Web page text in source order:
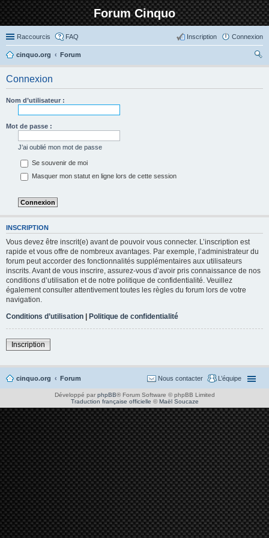
Forum Cinquo
Raccourcis FAQ Connexion
Inscription
cinquo.org
Forum
Connexion
Nom d’utilisateur :
Mot de passe :
J’ai oublié mon mot de passe
Se souvenir de moi
Masquer mon statut en ligne lors de cette session
INSCRIPTION
Vous devez être inscrit(e) avant de pouvoir vous connecter. L’inscription est
rapide et vous offre de nombreux avantages. Par exemple, l’administrateur du
forum peut accorder des fonctionnalités supplémentaires aux utilisateurs
inscrits. Avant de vous inscrire, assurez-vous d’avoir pris connaissance de nos
conditions d’utilisation et de notre politique de confidentialité. Veuillez
également consulter attentivement toutes les règles du forum lors de votre
navigation.
Conditions d’utilisation | Politique de confidentialité
Inscription
cinquo.org Forum L’équipe
Nous contacter
Développé par phpBB® Forum Software © phpBB Limited
Traduction française officielle ©Maël Soucaze